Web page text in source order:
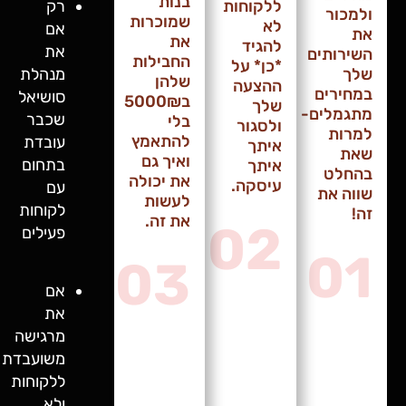
ולמכור
את
השירותים
שלך
במחירים
מתגמלים-
למרות
שאת
בהחלט
שווה את
זה!
01
ללקוחות
לא
להגיד
*כן* על
ההצעה
שלך
ולסגור
איתך
איתך
עיסקה.
02
שמוכרות
את
החבילות
שלהן
ב5000₪
בלי
להתאמץ
ואיך גם
את יכולה
לעשות
את זה.
03
רק
אם
את
מנהלת
סושיאל
שכבר
עובדת
בתחום
עם
לקוחות
פעילים
אם
את
מרגישה
משועבדת
ללקוחות